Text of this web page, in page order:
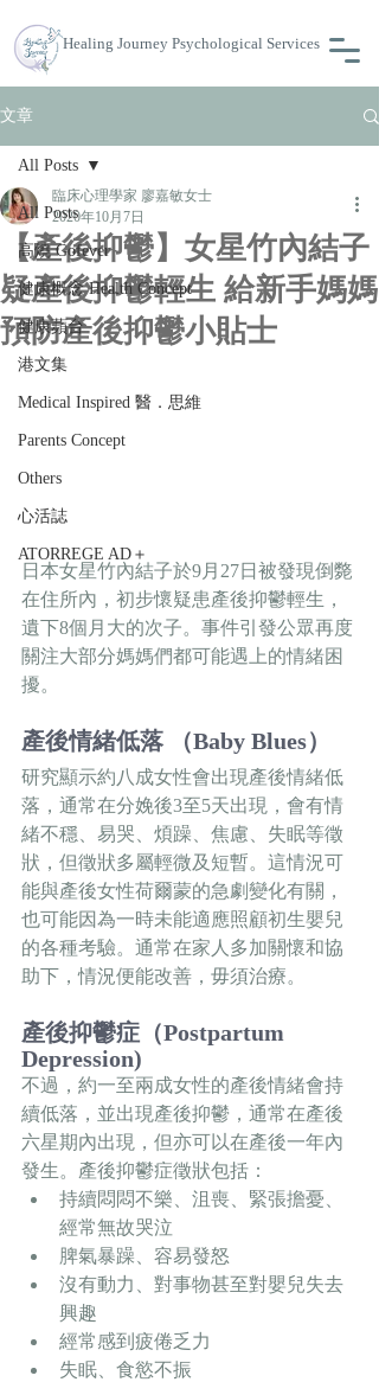
Healing Journey Psychological Services
文章
All Posts
高燒 Gofever
健康概念 Health Concept
健康蘋台
港文集
Medical Inspired 醫．思維
Parents Concept
Others
心活誌
ATORREGE AD＋
All Posts
【產後抑鬱】女星竹內結子
疑產後抑鬱輕生 給新手媽媽
預防產後抑鬱小貼士
臨床心理學家 廖嘉敏女士
2020年10月7日
日本女星竹內結子於9月27日被發現倒斃
在住所內，初步懷疑患產後抑鬱輕生，
遺下8個月大的次子。事件引發公眾再度
關注大部分媽媽們都可能遇上的情緒困
擾。
產後情緒低落 （Baby Blues）
研究顯示約八成女性會出現產後情緒低
落，通常在分娩後3至5天出現，會有情
緒不穩、易哭、煩躁、焦慮、失眠等徵
狀，但徵狀多屬輕微及短暫。這情況可
能與產後女性荷爾蒙的急劇變化有關，
也可能因為一時未能適應照顧初生嬰兒
的各種考驗。通常在家人多加關懷和協
助下，情況便能改善，毋須治療。
產後抑鬱症（Postpartum
Depression)
不過，約一至兩成女性的產後情緒會持
續低落，並出現產後抑鬱，通常在產後
六星期內出現，但亦可以在產後一年內
發生。產後抑鬱症徵狀包括：
持續悶悶不樂、沮喪、緊張擔憂、
經常無故哭泣
脾氣暴躁、容易發怒
沒有動力、對事物甚至對嬰兒失去
興趣
經常感到疲倦乏力
失眠、食慾不振